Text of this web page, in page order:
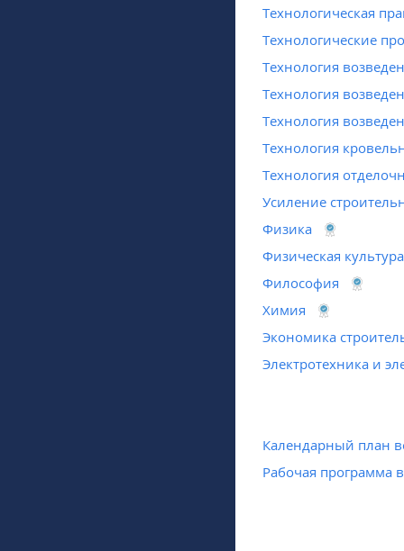
Технологическая
Технологические
Технология
Технология
Технология
Технология
Технология
Усиление
Физика
Физическая
Философия
Химия
Экономика
Электротехника и
Календарный план
Рабочая программа